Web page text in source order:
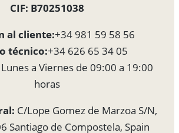
CIF: B70251038
al cliente:+34 981 59 58 56
técnico:+34 626 65 34 05
a Viernes de 09:00 a 19:00
horas
C/Lope Gomez de Marzoa S/N,
Santiago de Compostela, Spain